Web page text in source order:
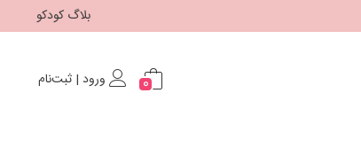
بلاگ کودکو
0 ورود | ثبت‌نام